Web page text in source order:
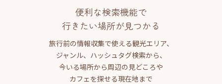
便利な検索機能で
行きたい場所が見つかる
旅行前の情報収集で使える観光エリア、
ジャンル、ハッシュタグ検索から、
今いる場所から周辺の見どころや
カフェを探せる現在地まで